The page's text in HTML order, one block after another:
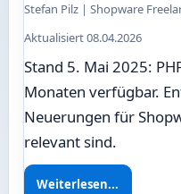
Stefan Pilz | Shopware
Aktualisiert 08.04.2026
Stand 5. Mai 2025:
Monaten verfügbar.
Neuerungen für
relevant sind.
Weiterlesen...